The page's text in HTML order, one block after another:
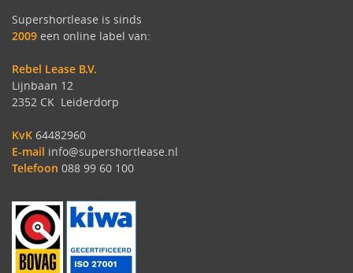
Supershortlease is sinds
2009 een online label van:
Rebel Lease B.V.
Lijnbaan 12
2352 CK Leiderdorp
KvK 64482960
E-mail info@supershortlease.nl
Telefoon 088 99 60 100